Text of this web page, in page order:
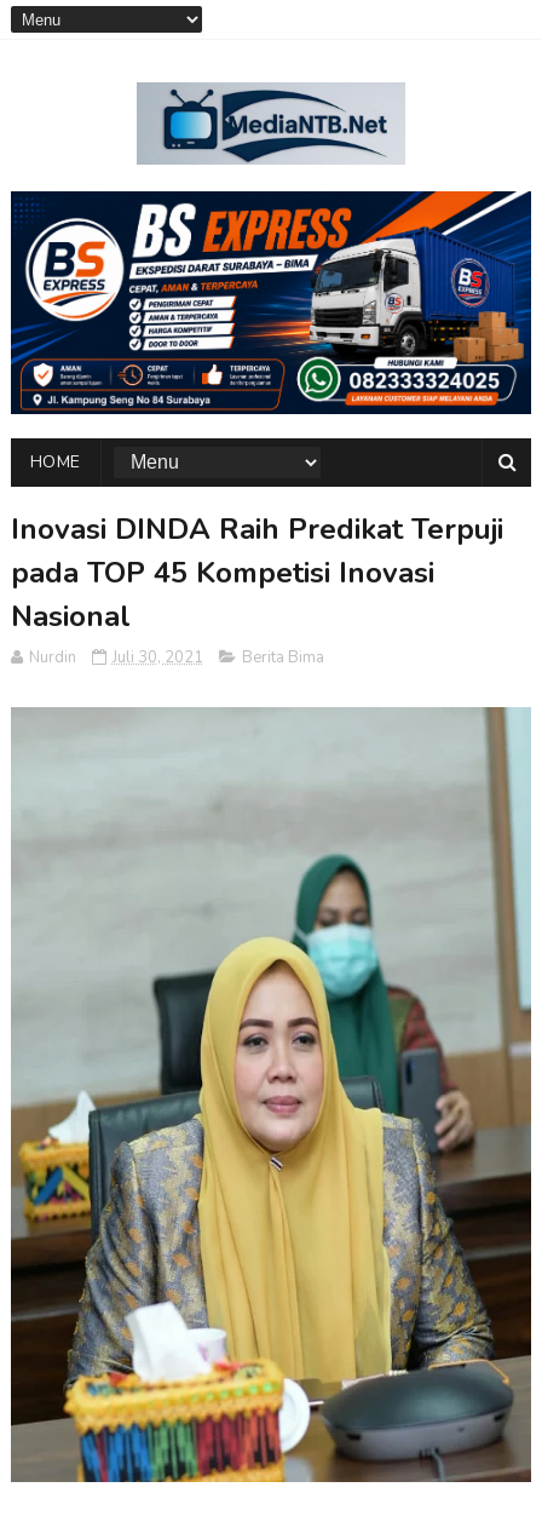
HOME
Inovasi DINDA Raih Predikat Terpuji
pada TOP 45 Kompetisi Inovasi
Nasional
Nurdin Juli 30, 2021 Berita Bima